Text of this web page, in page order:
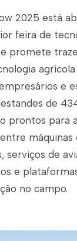
2025 está
feira de
promete
e
de
prontos para
serviços de
e
no campo.